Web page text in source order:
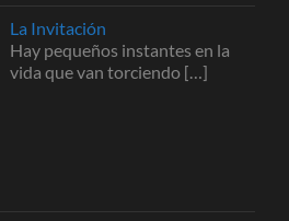
La Invitación
Hay pequeños instantes en la
vida que van torciendo […]